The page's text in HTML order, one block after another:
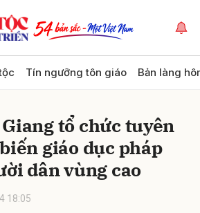
Tín ngưỡng tôn giáo Bản làng
Giang tổ chức tuyên
giáo dục pháp
dân vùng cao
18:05